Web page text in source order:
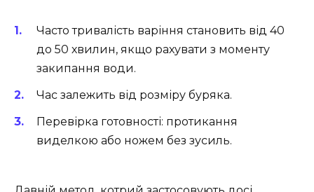
Часто тривалість варіння становить від 40
до 50 хвилин, якщо рахувати з моменту
закипання води.
Час залежить від розміру буряка.
Перевірка готовності: протикання
виделкою або ножем без зусиль.